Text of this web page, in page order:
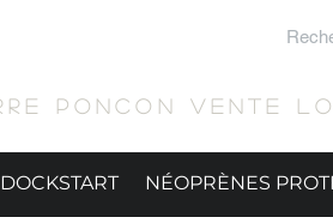
PONCON
DOCKSTART NÉOPRÈNES